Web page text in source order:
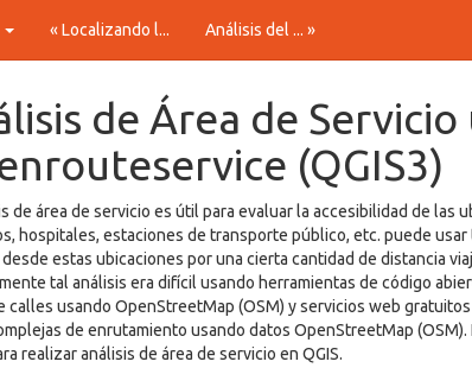
« Localizando l... Análisis del ... »
de Área de Servicio
(QGIS3)
de área de servicio es útil para evaluar la accesibilidad de las
hospitales, estaciones de transporte público, etc. puede
estas ubicaciones por una cierta cantidad de distancia
tal análisis era difícil usando herramientas de código
calles usando OpenStreetMap (OSM) y servicios web
de enrutamiento usando datos OpenStreetMap
realizar análisis de área de servicio en QGIS.